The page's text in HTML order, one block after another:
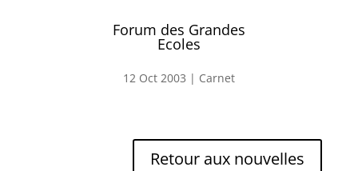
Forum des Grandes
Ecoles
12 Oct 2003 | Carnet
Retour aux nouvelles